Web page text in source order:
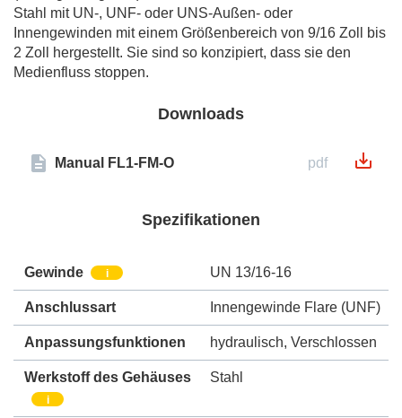
Stahl mit UN-, UNF- oder UNS-Außen- oder
Innengewinden mit einem Größenbereich von 9/16 Zoll bis
2 Zoll hergestellt. Sie sind so konzipiert, dass sie den
Medienfluss stoppen.
Downloads
Manual FL1-FM-O pdf
Spezifikationen
Gewinde i UN 13/16-16
Anschlussart Innengewinde Flare (UNF)
Anpassungsfunktionen hydraulisch, Verschlossen
Werkstoff des Gehäuses
i
Stahl